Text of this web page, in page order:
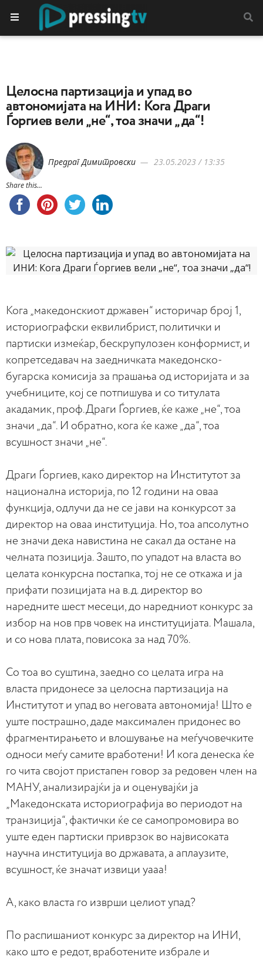
Целосна партизација и упад во
автономијата на ИНИ: Кога Драги
Ѓоргиев вели „не“, тоа значи „да“!
Предраг Димитровски 23.05.2023 / 13:35
Share this...
Кога „македонскиот државен“ историчар број 1,
историографски еквилибрист, политички и
партиски измеќар, бескрупулозен конформист, и
копретседавач на заедничката македонско-
бугарска комисија за прашања од историјата и за
учебниците, кој се потпишува и со титулата
акадамик, проф.Драги Ѓоргиев, ќе каже „не“, тоа
значи „да“. И обратно, кога ќе каже „да“, тоа
всушност значи „не“.
Драги Ѓоргиев, како директор на Институтот за
национална историја, по 12 години на оваа
функција, одлучи да не се јави на конкурсот за
директор на оваа институција. Но, тоа апсолутно
не значи дека навистина не сакал да остане на
челната позиција. Зашто, по упадот на власта во
целата конкурсна постапка, тој не се откажа и ја
прифати позицијата на в.д. директор во
наредните шест месеци, до наредниот конкурс за
избор на нов прв човек на институцијата. Машала,
и со нова плата, повисока за над 70%.
Со тоа во суштина, заедно со целата игра на
власта придонесе за целосна партизација на
Институтот и упад во неговата автономија! Што е
уште пострашно, даде максимален придонес во
фрагментирањето и влошување на меѓучовечките
односи меѓу самите вработени! И кога денеска ќе
го чита својот пристапен говор за редовен член на
МАНУ, анализирајќи ја и оценувајќи ја
„Македонската историографија во периодот на
транзиција“, фактички ќе се самопромовира во
уште еден партиски приврзок во највисоката
научна институција во државата, а аплаузите,
всушност, ќе значат извици уааа!
А, како власта го изврши целиот упад?
По распишаниот конкурс за директор на ИНИ,
како што е редот, вработените избрале и